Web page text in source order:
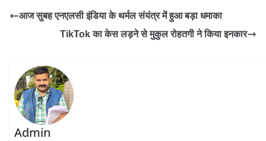
आज सुबह एनएलसी इंडिया के थर्मल संयंत्र में हुआ बड़ा धमाका
TikTok का केस लड़ने से मुकुल रोहतगी ने किया इनकार
Admin